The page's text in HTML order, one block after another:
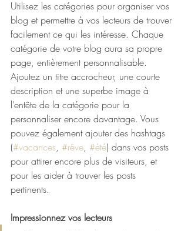
Utilisez les catégories pour organiser vos
blog et permettre à vos lecteurs de trouver
facilement ce qui les intéresse. Chaque
catégorie de votre blog aura sa propre
page, entièrement personnalisable.
Ajoutez un titre accrocheur, une courte
description et une superbe image à
l’entête de la catégorie pour la
personnaliser encore davantage. Vous
pouvez également ajouter des hashtags
(#vacances, #rêve, #été) dans vos posts
pour attirer encore plus de visiteurs, et
pour les aider à trouver les posts
pertinents.
Impressionnez vos lecteurs